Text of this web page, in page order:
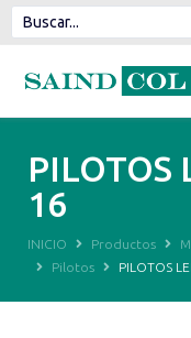
PILOTOS
16
INICIO Productos
Pilotos
PILOTOS